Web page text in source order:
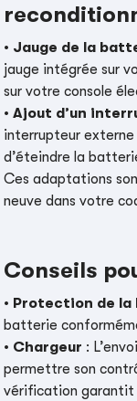
• Jauge de la
jauge intégrée sur
sur votre console
•Ajout d’un
interrupteur
d’éteindre la
Ces adaptations
neuve dans votre
Conseils
• Protection de
batterie
• Chargeur :
permettre son
vérification garantit